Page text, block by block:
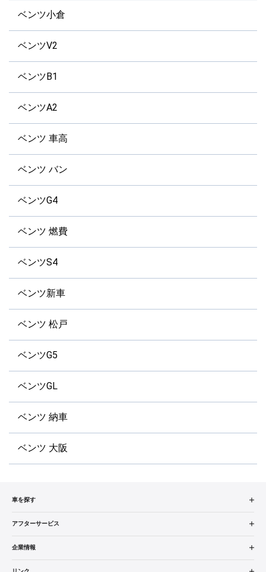
ベンツ小倉
ベンツV2
ベンツB1
ベンツA2
ベンツ 車高
ベンツ バン
ベンツG4
ベンツ 燃費
ベンツS4
ベンツ新車
ベンツ 松戸
ベンツG5
ベンツGL
ベンツ 納車
ベンツ 大阪
車を探す
中古車検索
販売店検索
アフターサービス
アフターサービス
企業情報